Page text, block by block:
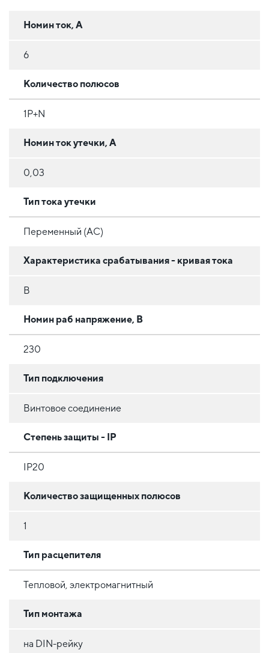
Номин ток, А
6
Количество полюсов
1Р+N
Номин ток утечки, А
0,03
Тип тока утечки
Переменный (AC)
Характеристика срабатывания - кривая тока
B
Номин раб напряжение, В
230
Тип подключения
Винтовое соединение
Степень защиты - IP
IP20
Количество защищенных полюсов
1
Тип расцепителя
Тепловой, электромагнитный
Тип монтажа
на DIN-рейку